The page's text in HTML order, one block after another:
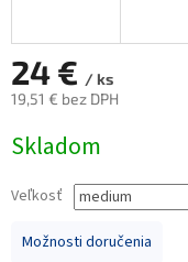
24 € / ks
19,51 € bez DPH
cena:
Skladom
Veľkosť
Možnosti doručenia